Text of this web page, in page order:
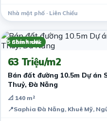
Nhà mặt phố · Liên Chiểu
Chính chủ
5 năm trước
63 Triệu/m2
Bán đất đường 10.5m Dự án
Thuỷ, Đà Nẵng
📐 140 m²
📍Saphia Đà Nẵng, Khuê Mỹ,